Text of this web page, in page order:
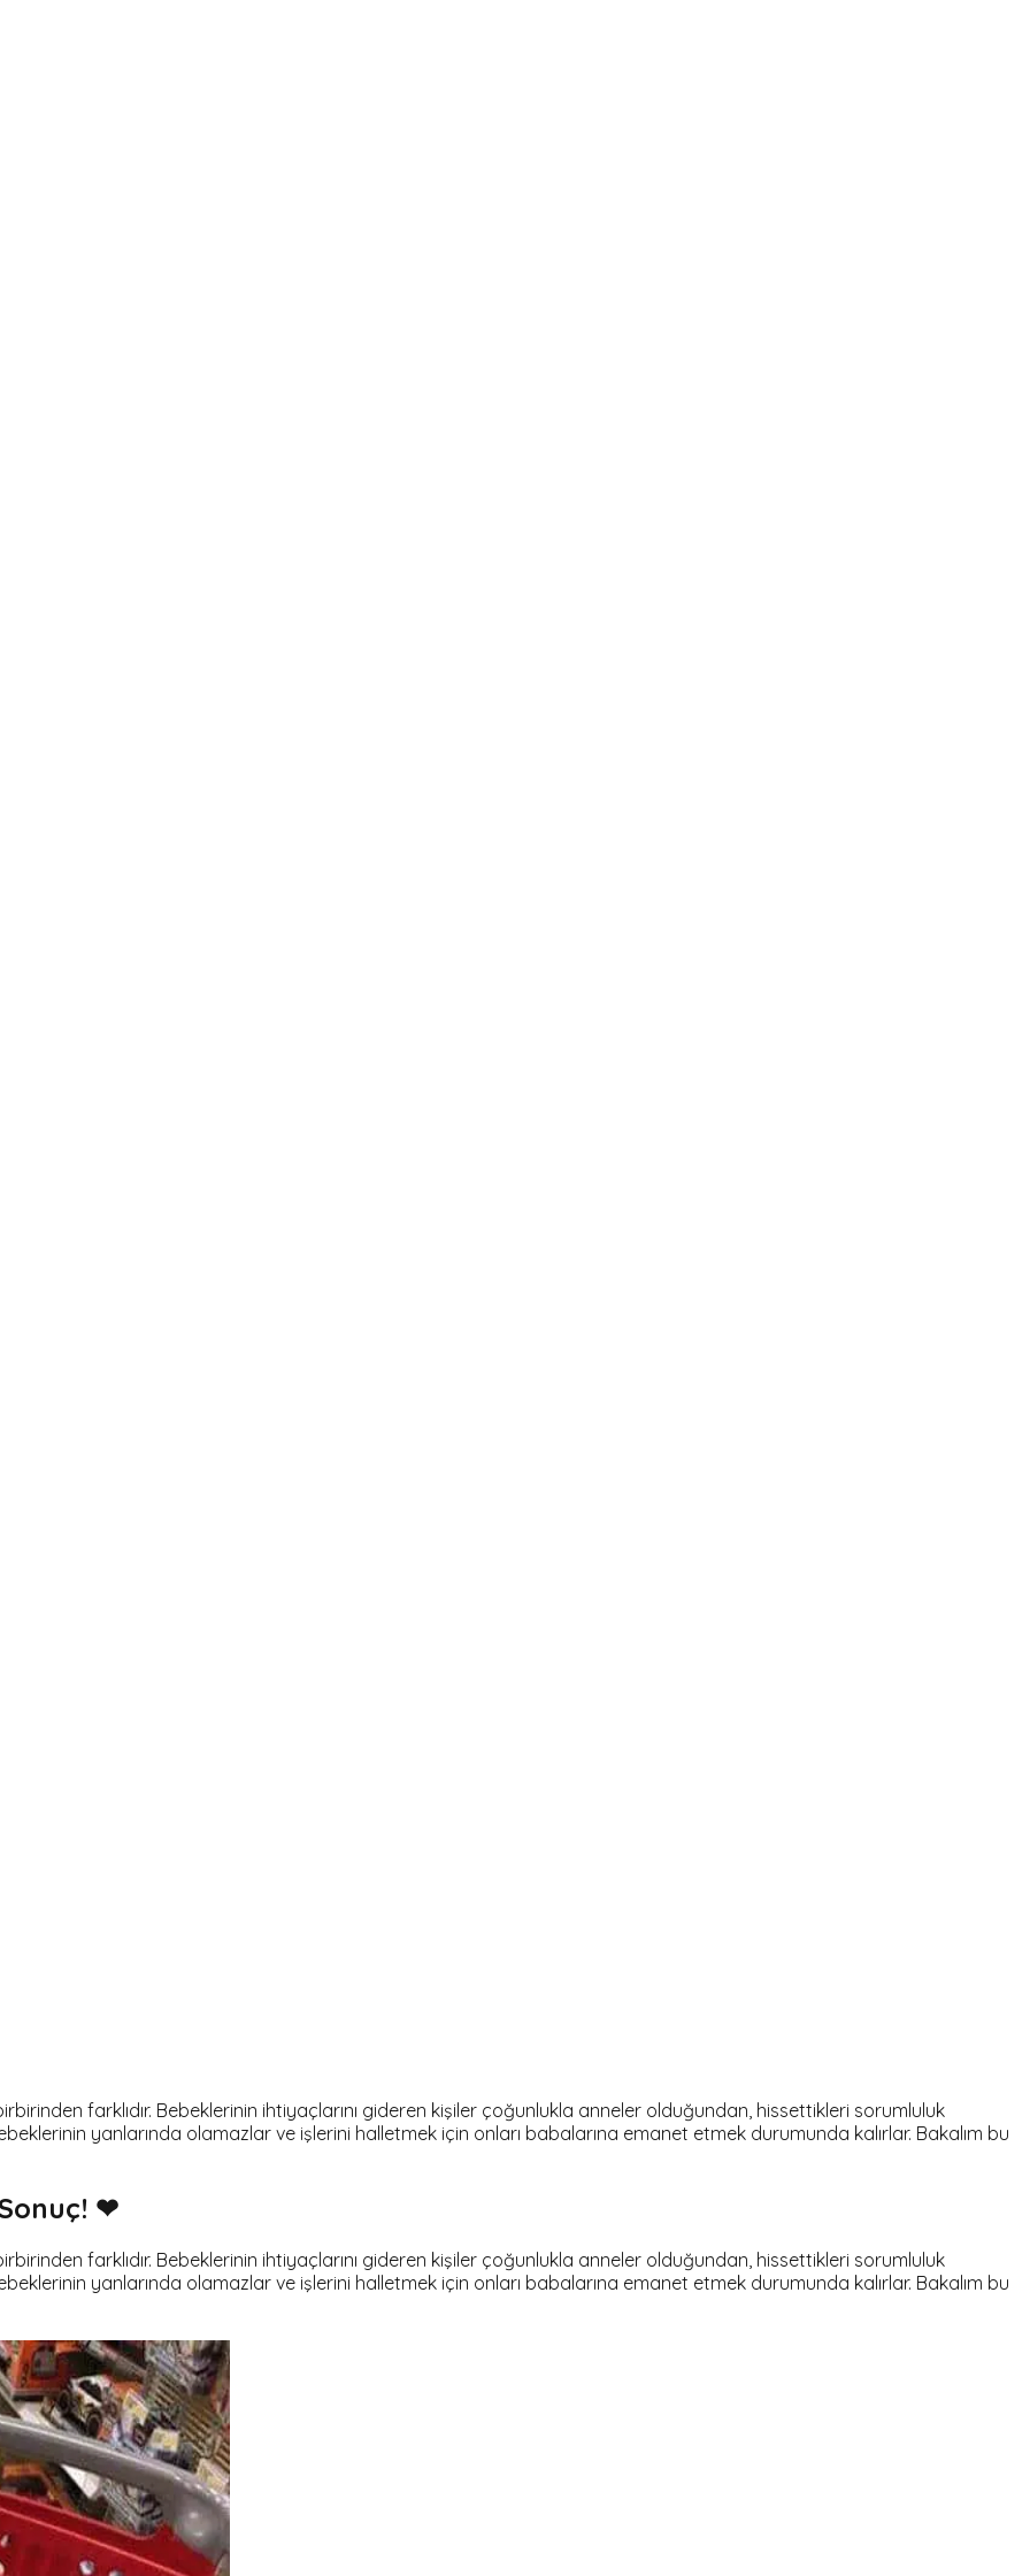
farklıdır. Bebeklerinin ihtiyaçlarını gideren kişiler çoğunlukla anneler olduğundan, hissettikleri sorumluluk
yanlarında olamazlar ve işlerini halletmek için onları babalarına emanet etmek durumunda kalırlar. Bakalım bu
❤
farklıdır. Bebeklerinin ihtiyaçlarını gideren kişiler çoğunlukla anneler olduğundan, hissettikleri sorumluluk
yanlarında olamazlar ve işlerini halletmek için onları babalarına emanet etmek durumunda kalırlar. Bakalım bu